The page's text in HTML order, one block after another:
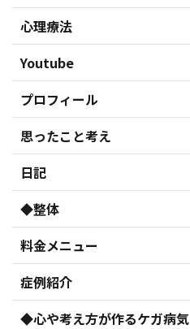
心理療法
Youtube
プロフィール
思ったこと考え
日記
◆整体
料金メニュー
症例紹介
◆心や考え方が作るケガ病気